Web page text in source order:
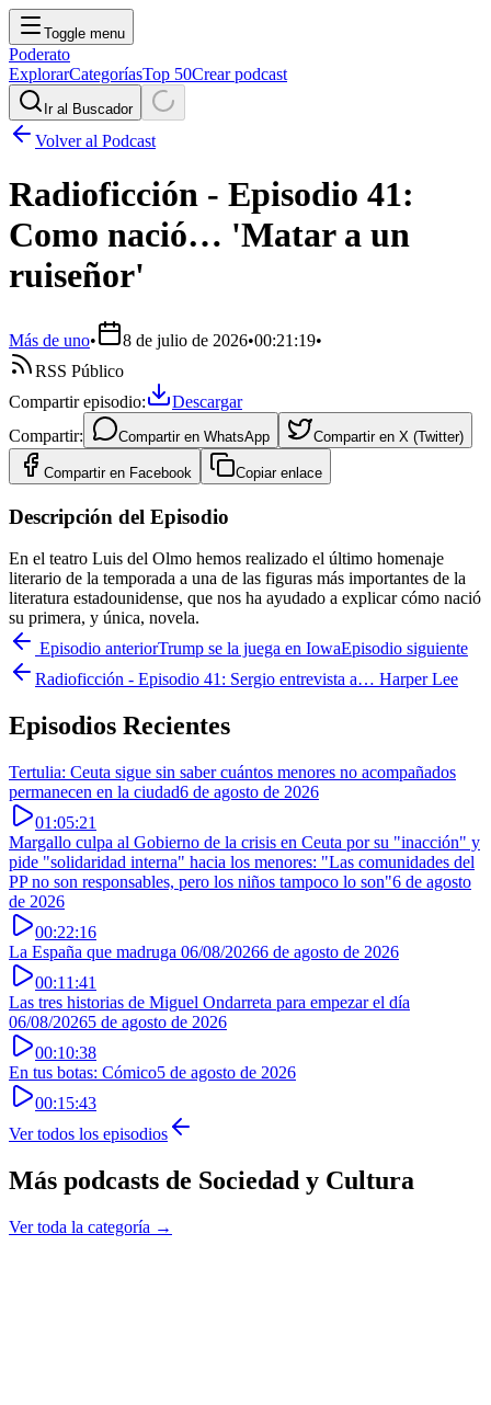
Toggle menu
Poderato
ExplorarCategoríasTop 50Crear podcast
Ir al Buscador
Volver al Podcast
Radioficción - Episodio 41:
Como nació… 'Matar a un
ruiseñor'
Más de uno• 8 de julio de 2026•00:21:19•
RSS Público
Compartir episodio:
Descargar
Compartir:
Compartir en WhatsApp Compartir en X (Twitter)
Compartir en Facebook Copiar enlace
Descripción del Episodio
En el teatro Luis del Olmo hemos realizado el último homenaje
literario de la temporada a una de las figuras más importantes de la
literatura estadounidense, que nos ha ayudado a explicar cómo nació
su primera, y única, novela.
Episodio anteriorTrump se la juega en IowaEpisodio siguiente
Radioficción - Episodio 41: Sergio entrevista a… Harper Lee
Episodios Recientes
Tertulia: Ceuta sigue sin saber cuántos menores no acompañados
permanecen en la ciudad6 de agosto de 2026
01:05:21
Margallo culpa al Gobierno de la crisis en Ceuta por su "inacción" y
pide "solidaridad interna" hacia los menores: "Las comunidades del
PP no son responsables, pero los niños tampoco lo son"6 de agosto
de 2026
00:22:16
La España que madruga 06/08/20266 de agosto de 2026
00:11:41
Las tres historias de Miguel Ondarreta para empezar el día
06/08/20265 de agosto de 2026
00:10:38
En tus botas: Cómico5 de agosto de 2026
00:15:43
Ver todos los episodios
Más podcasts de Sociedad y Cultura
Ver toda la categoría →